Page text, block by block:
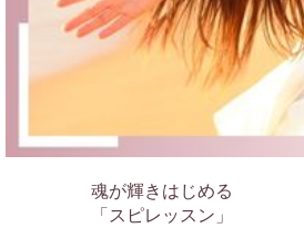
魂が輝きはじめる
「スピレッスン」